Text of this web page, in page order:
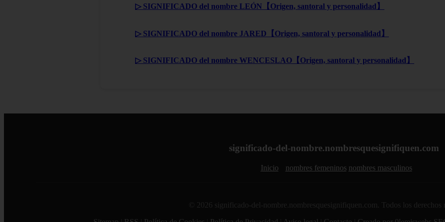
▷ SIGNIFICADO del nombre LEÓN【Origen, santoral y personalidad】
▷ SIGNIFICADO del nombre JARED【Origen, santoral y personalidad】
▷ SIGNIFICADO del nombre WENCESLAO【Origen, santoral y personalidad】
significado-del-nombre.nombresquesignifiquen.com
Inicio nombres femeninos nombres masculinos
© 2026 significado-del-nombre.nombresquesignifiquen.com. Todos los derechos